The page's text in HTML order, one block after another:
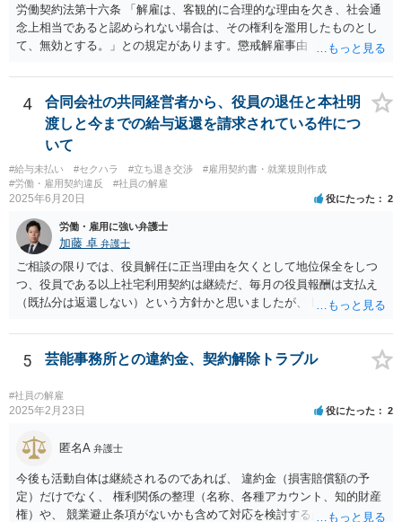
労働契約法第十六条 「解雇は、客観的に合理的な理由を欠き、社会通
念上相当であると認められない場合は、その権利を濫用したものとし
て、無効とする。」との規定があります。懲戒解雇事由（通常就業規
けでは判断できませんが、解雇無効を争う余地はあるように思いま
す。 使用者の態度から見て交渉での解決は難しく、労働審判や訴訟
手続で争う必要があると思います。 なるべく早く、弁護士にご相談
されることをおすすめします。
4
合同会社の共同経営者から、役員の退任と本社明
渡しと今までの給与返還を請求されている件につ
いて
#給与未払い #セクハラ #立ち退き交渉
#雇用契約書・就業規則作成
#労働・雇用契約違反
#社員の解雇
2025年6月20日 役にたった 2
労働・雇用に強い弁護士
加藤 卓 弁護士
ご相談の限りでは、役員解任に正当理由を欠くとして地位保全をしつ
つ、役員である以上社宅利用契約は継続だ、毎月の役員報酬は支払え
（既払分は返還しない）という方針かと思いましたが、 既に訴訟を提
連絡を入れて具体的な相談をした方がよいと思いますよ。手元キャッ
シュのあるなしによって保全処分も必要になりそうです。 訴状の内
容、合同会社の定款とあなたの役員任期、社宅利用契約の内容（社宅
は合同会社所有か？賃貸？、使用料支払はゼロ？それとも一旦報酬と
して３０万円支給されてそこから払っている？）くらいがあれば、御
5 芸能事務所との違約金、契約解除トラブル
#社員の解雇
2025年2月23日 役にたった 2
匿名A 弁護士
今後も活動自体は継続されるのであれば、 違約金（損害賠償額の予
定）だけでなく、 権利関係の整理（名称、各種アカウント、知的財産
権）や、 競業避止条項がないかも含めて対応を検討する必要がありま